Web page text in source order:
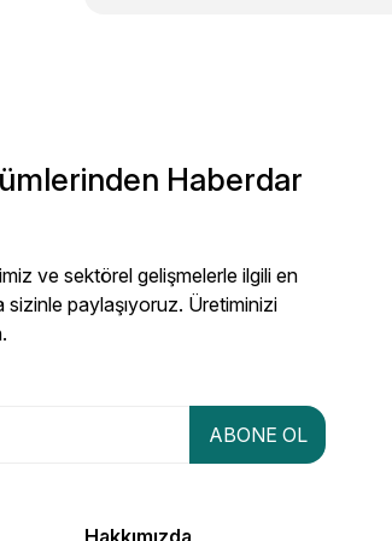
Haberdar
ve sektörel gelişmelerle ilgili en
sizinle paylaşıyoruz. Üretiminizi
ABONE OL
Hakkımızda